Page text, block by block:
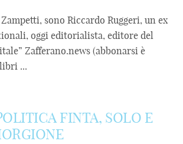
sono Riccardo Ruggeri, un ex
oggi editorialista, editore del
Zafferano.news (abbonarsi è
...
FINTA, SOLO E